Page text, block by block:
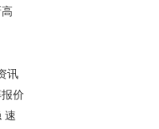
讯
价
速